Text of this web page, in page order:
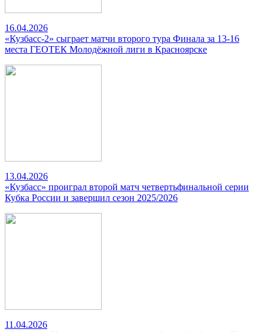
16.04.2026
«Кузбасс-2» сыграет матчи второго тура Финала за 13-16
места ГЕОТЕК Молодёжной лиги в Красноярске
13.04.2026
«Кузбасс» проиграл второй матч четвертьфинальной серии
Кубка России и завершил сезон 2025/2026
11.04.2026